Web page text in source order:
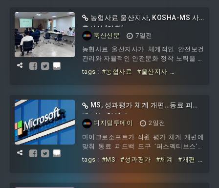
농협사료 울산지사, KOSHA-MS 사
후심사 ‘적합’
축산신문
7일전
농협사료 울산지사가 체계적인 안전보건
관리와 자율적인 안전문화 정착 노력을 인
정받았다. 농협사료 울산지사는 지난 7월
28일 한국산업안전보건공단이 실시한 안
7월 최초 인증을 취득한 이후 안전보건경
영체계를 안정적으로
tags : #농협사료
#울산지사
MS, 성과평가 체계 개편…동료 피드
백 기능 없앤다
디지털투데이
2일전
마이크로소프트가 직원 평가 체계 개편에
맞춰 동료 피드백 도구 '퍼스펙티브스'를
폐지했다. 4일 비즈니스인사이더가 확인
한 사내 메시지에 따르면, 2018년부터 사
tags : #MS #성과평가 #체계
#개편